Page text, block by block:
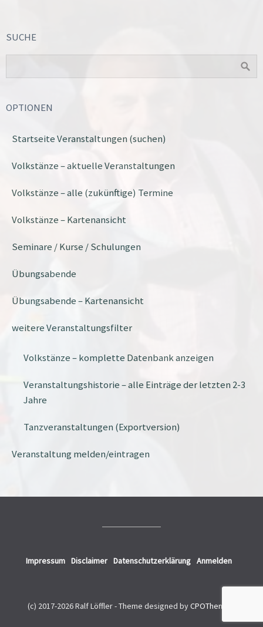
SUCHE
OPTIONEN
Startseite Veranstaltungen (suchen)
Volkstänze – aktuelle Veranstaltungen
Volkstänze – alle (zukünftige) Termine
Volkstänze – Kartenansicht
Seminare / Kurse / Schulungen
Übungsabende
Übungsabende – Kartenansicht
weitere Veranstaltungsfilter
Volkstänze – komplette Datenbank anzeigen
Veranstaltungshistorie – alle Einträge der letzten 2-3
Jahre
Tanzveranstaltungen (Exportversion)
Veranstaltung melden/eintragen
Impressum Disclaimer Datenschutzerklärung Anmelden
(c) 2017-2026 Ralf Löffler -Theme designed byCPOThemes